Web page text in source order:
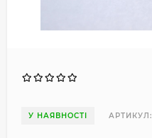
У НАЯВНОСТІ АРТИКУЛ: